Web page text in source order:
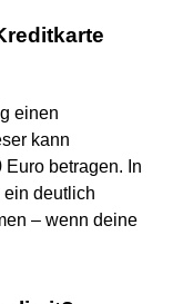
einen
kann
betragen. In
ein deutlich
– wenn deine